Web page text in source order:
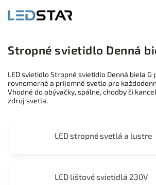
Stropné svietidlo Denná
LED svietidlo Stropné svietidlo Denná biela G
rovnomerné a príjemné svetlo pre
Vhodné do obývačky, spálne, chodby či
zdroj svetla.
LED stropné svetlá a lustre
LED lištové svietidlá 230V